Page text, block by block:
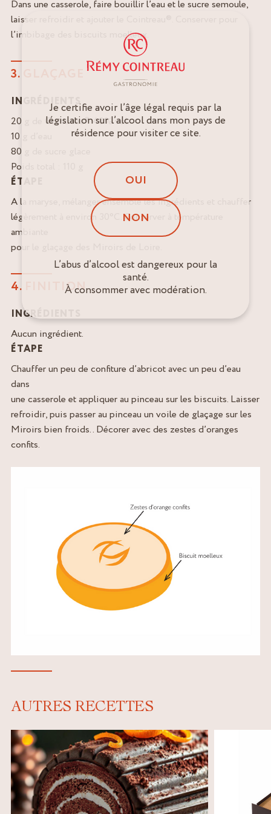
Dans une casserole, faire bouillir l’eau et le sucre semoule,
laisser refroidir et ajouter le Cointreau®. Conserver pour
l’imbibage des biscuits moelleux.
3. GLAÇAGE
INGRÉDIENTS
20 g de Cointreau® 40% vol.
10 g d’eau
80 g de sucre glace
Poids total : 110 g
ÉTAPE
A la maryse, mélanger ensemble les ingrédients et chauffer
légèrement à environ 30°C. Conserver à température
ambiante
pour le glaçage des Miroirs de Loire.
4. FINITION
INGRÉDIENTS
Aucun ingrédient.
ÉTAPE
Chauffer un peu de confiture d’abricot avec un peu d’eau
dans
une casserole et appliquer au pinceau sur les biscuits. Laisser
refroidir, puis passer au pinceau un voile de glaçage sur les
Miroirs bien froids. . Décorer avec des zestes d’oranges
confits.
AUTRES RECETTES
Je certifie avoir l’âge légal requis par la
législation sur l’alcool dans mon pays de
résidence pour visiter ce site.
OUI
NON
L’abus d’alcool est dangereux pour la
santé.
À consommer avec modération.